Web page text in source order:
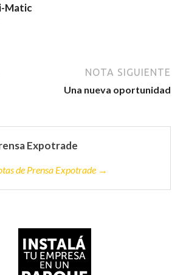
Matic
NOTA SIGUIENTE
Una nueva oportunidad
Expotrade
de Prensa Expotrade →